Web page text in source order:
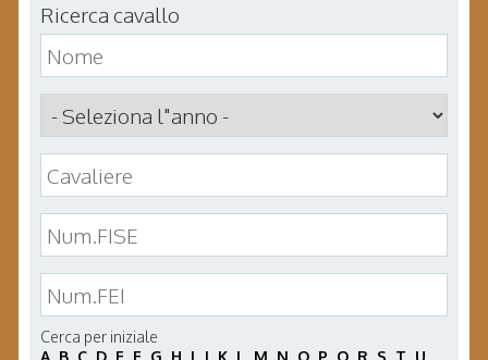
Ricerca cavallo
Cerca per iniziale